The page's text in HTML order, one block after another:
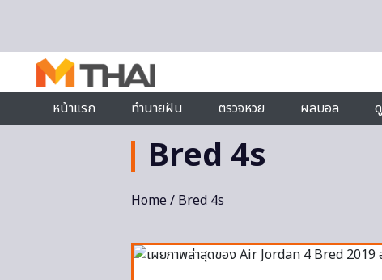
หน้าแรก
ทำนายฝัน ตรวจหวย ผลบอล
Bred 4s
Home/ Bred 4s